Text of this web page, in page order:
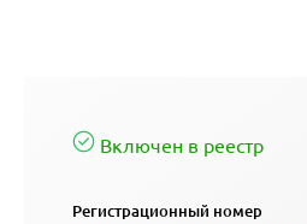
Включен в реестр
Регистрационный номер